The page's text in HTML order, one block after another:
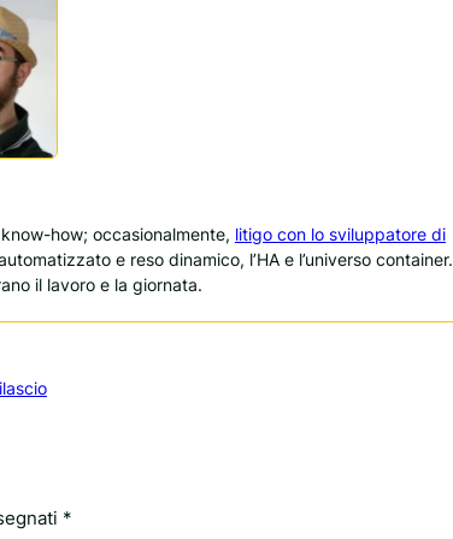
how; occasionalmente, litigo con lo sviluppatore di
e reso dinamico, l’HA e l’universo container.
il lavoro e la giornata.
*